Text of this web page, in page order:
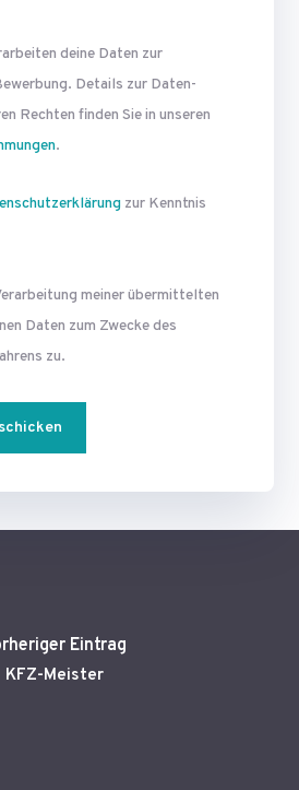
deine Daten zur
Details zur Daten­
Rechten finden Sie in unseren
.
zur Kenntnis
meiner übermittelten
Daten zum Zwecke des
zu.
Eintrag
KFZ-Meister